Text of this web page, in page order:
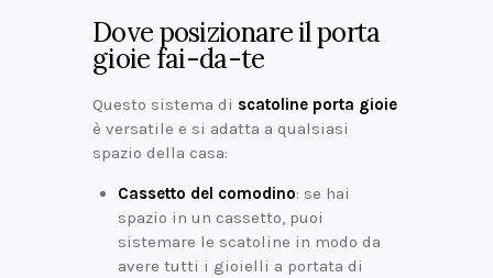
Dove posizionare il porta
gioie fai-da-te
Questo sistema di scatoline porta gioie
è versatile e si adatta a qualsiasi
spazio della casa:
Cassetto del comodino: se hai
spazio in un cassetto, puoi
sistemare le scatoline in modo da
avere tutti i gioielli a portata di